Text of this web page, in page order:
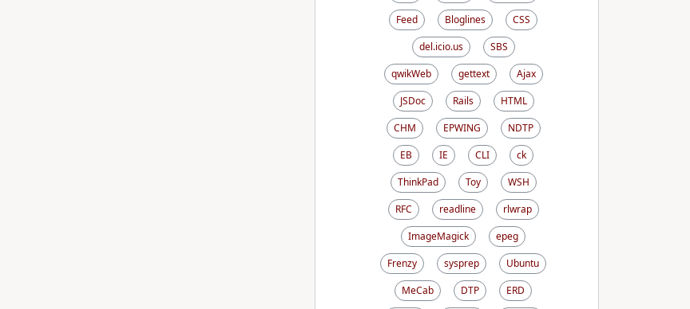
Feed
Bloglines
CSS
del.icio.us
SBS
qwikWeb
gettext
Ajax
JSDoc
Rails
HTML
CHM
EPWING
NDTP
EB
IE CLI
ck
ThinkPad
Toy
WSH
RFC
readline
rlwrap
ImageMagick
epeg
Frenzy
sysprep
Ubuntu
MeCab
DTP
ERD